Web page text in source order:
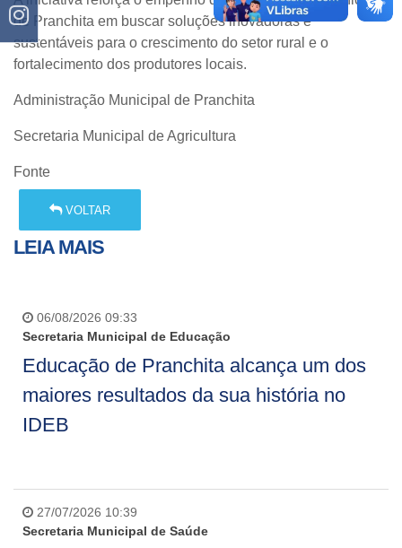
de Pranchita em buscar soluções inovadoras e
sustentáveis para o crescimento do setor rural e o
fortalecimento dos produtores locais.
Administração Municipal de Pranchita
Secretaria Municipal de Agricultura
Fonte
VOLTAR
LEIA MAIS
06/08/2026 09:33
Secretaria Municipal de Educação
Educação de Pranchita alcança um dos
maiores resultados da sua história no
IDEB
27/07/2026 10:39
Secretaria Municipal de Saúde